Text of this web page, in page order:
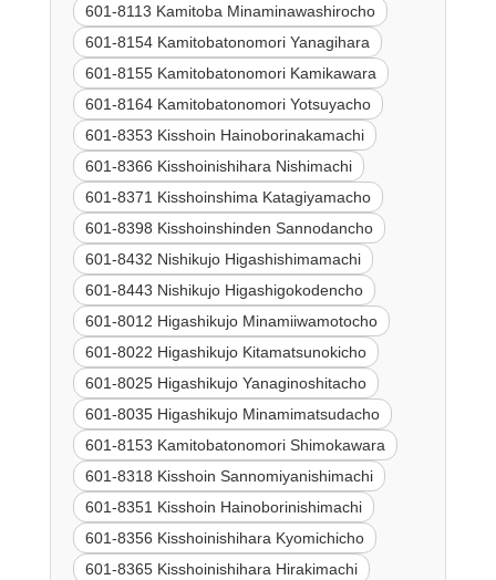
601-8113 Kamitoba Minaminawashirocho
601-8154 Kamitobatonomori Yanagihara
601-8155 Kamitobatonomori Kamikawara
601-8164 Kamitobatonomori Yotsuyacho
601-8353 Kisshoin Hainoborinakamachi
601-8366 Kisshoinishihara Nishimachi
601-8371 Kisshoinshima Katagiyamacho
601-8398 Kisshoinshinden Sannodancho
601-8432 Nishikujo Higashishimamachi
601-8443 Nishikujo Higashigokodencho
601-8012 Higashikujo Minamiiwamotocho
601-8022 Higashikujo Kitamatsunokicho
601-8025 Higashikujo Yanaginoshitacho
601-8035 Higashikujo Minamimatsudacho
601-8153 Kamitobatonomori Shimokawara
601-8318 Kisshoin Sannomiyanishimachi
601-8351 Kisshoin Hainoborinishimachi
601-8356 Kisshoinishihara Kyomichicho
601-8365 Kisshoinishihara Hirakimachi